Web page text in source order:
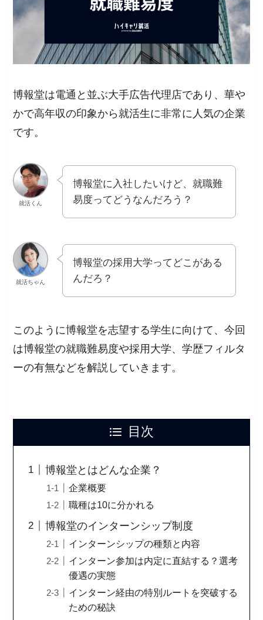
博報堂は電通と並ぶ大手広告代理店であり、華や
かで高年収の印象から就活生に非常に人気の企業
です。
就活くん
博報堂に入社したいけど、就職難
易度ってどうなんだろう？
就活ちゃん
博報堂の採用大学ってどこがある
んだろ？
このように博報堂を志望する学生に向けて、今回
は博報堂の就職難易度や採用大学、学歴フィルタ
ーの有無などを解説していきます。
目次
博報堂とはどんな企業？
企業概要
職種は10に分かれる
博報堂のインターンシップ制度
インターンシップの種類と内容
インターン参加は内定に直結する？選考
優遇の実態
インターン経由の特別ルートを突破する
ための秘訣